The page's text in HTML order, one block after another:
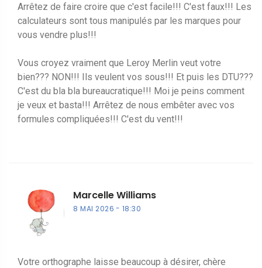
Arrêtez de faire croire que c'est facile!!! C'est faux!!! Les
calculateurs sont tous manipulés par les marques pour
vous vendre plus!!!
Vous croyez vraiment que Leroy Merlin veut votre
bien??? NON!!! Ils veulent vos sous!!! Et puis les DTU???
C'est du bla bla bureaucratique!!! Moi je peins comment
je veux et basta!!! Arrêtez de nous embêter avec vos
formules compliquées!!! C'est du vent!!!
Marcelle Williams
8 MAI 2026 18:30
Votre orthographe laisse beaucoup à désirer, chère